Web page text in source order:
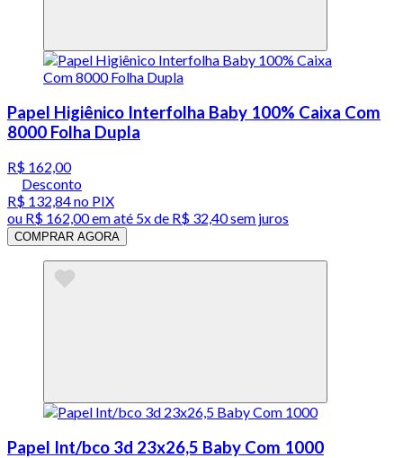
Papel Higiênico Interfolha Baby 100% Caixa Com
8000 Folha Dupla
R$ 162,00
Desconto
R$ 132,84no PIX
ou R$ 162,00em até 5x de R$ 32,40 sem juros
COMPRAR AGORA
Papel Int/bco 3d 23x26,5 Baby Com 1000